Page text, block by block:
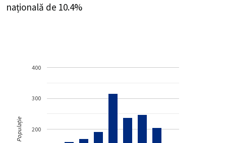
națională de 10.4%
200
300
400
Populație